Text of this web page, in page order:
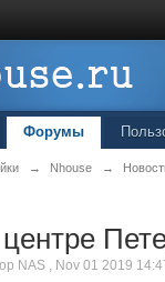
Форумы
→ Nhouse →
NAS , Nov 01 2019